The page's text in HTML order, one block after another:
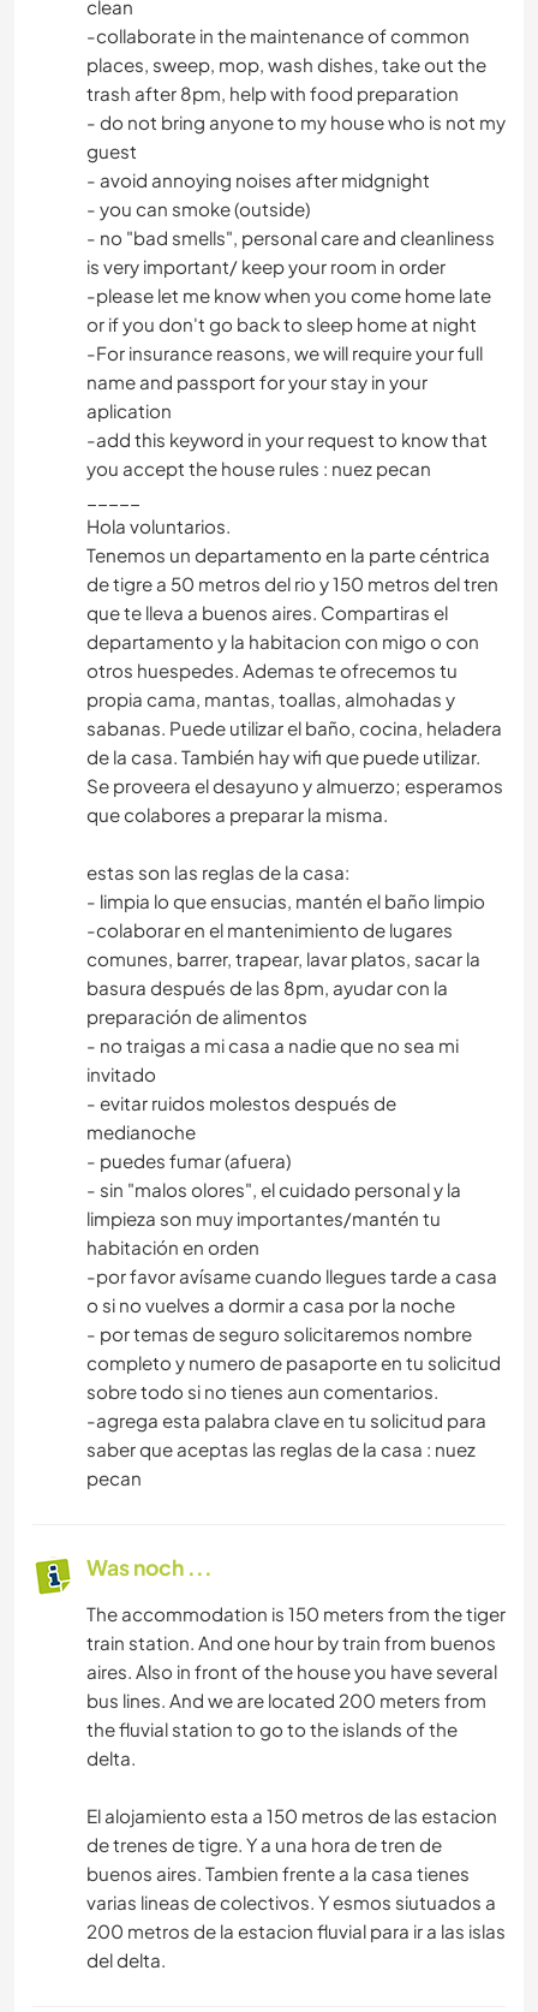
clean
-collaborate in the maintenance of common
places, sweep, mop, wash dishes, take out the
trash after 8pm, help with food preparation
- do not bring anyone to my house who is not my
guest
- avoid annoying noises after midgnight
- you can smoke (outside)
- no "bad smells", personal care and cleanliness
is very important/ keep your room in order
-please let me know when you come home late
or if you don't go back to sleep home at night
-For insurance reasons, we will require your full
name and passport for your stay in your
aplication
-add this keyword in your request to know that
you accept the house rules : nuez pecan
Hola voluntarios.
Tenemos un departamento en la parte céntrica
de tigre a 50 metros del rio y 150 metros del tren
que te lleva a buenos aires. Compartiras el
departamento y la habitacion con migo o con
otros huespedes. Ademas te ofrecemos tu
propia cama, mantas, toallas, almohadas y
sabanas. Puede utilizar el baño, cocina, heladera
de la casa. También hay wifi que puede utilizar.
Se proveera el desayuno y almuerzo; esperamos
que colabores a preparar la misma.
estas son las reglas de la casa:
- limpia lo que ensucias, mantén el baño limpio
-colaborar en el mantenimiento de lugares
comunes, barrer, trapear, lavar platos, sacar la
basura después de las 8pm, ayudar con la
preparación de alimentos
- no traigas a mi casa a nadie que no sea mi
invitado
- evitar ruidos molestos después de
medianoche
- puedes fumar (afuera)
- sin "malos olores", el cuidado personal y la
limpieza son muy importantes/mantén tu
habitación en orden
-por favor avísame cuando llegues tarde a casa
o si no vuelves a dormir a casa por la noche
- por temas de seguro solicitaremos nombre
completo y numero de pasaporte en tu solicitud
sobre todo si no tienes aun comentarios.
-agrega esta palabra clave en tu solicitud para
saber que aceptas las reglas de la casa : nuez
pecan
Was noch ...
The accommodation is 150 meters from the tiger
train station. And one hour by train from buenos
aires. Also in front of the house you have several
bus lines. And we are located 200 meters from
the fluvial station to go to the islands of the
delta.
El alojamiento esta a 150 metros de las estacion
de trenes de tigre. Y a una hora de tren de
buenos aires. Tambien frente a la casa tienes
varias lineas de colectivos. Y esmos siutuados a
200 metros de la estacion fluvial para ir a las islas
del delta.